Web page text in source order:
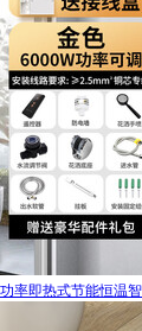
功率即热式节能恒温